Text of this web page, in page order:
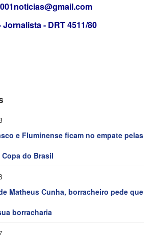
- DRT 4511/80
e Fluminense ficam no empate pelas
do Brasil
Matheus Cunha, borracheiro pede que
borracharia